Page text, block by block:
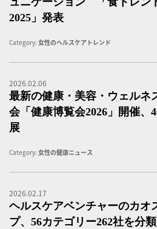
2025」発表
Category: 女性のヘルスケアトレンド
2026.02.06
最新の健康・美容・ウェルネ
会「健康博覧会2026」開催、
展
Category: 女性の健康ニュース
2026.02.17
ヘルスケアベンチャーのカオ
プ、56カテゴリー262社を分類